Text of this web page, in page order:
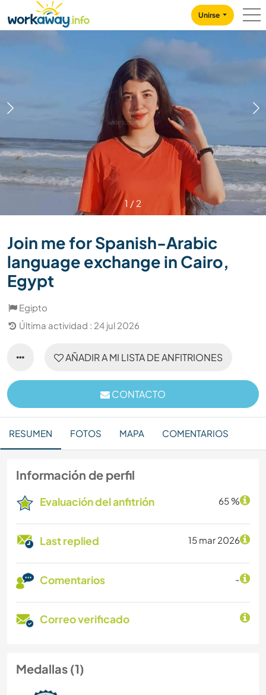
CONTENT
MAIN NAVIGATION
Unirse
1 / 2
Join me for Spanish-Arabic
language exchange in Cairo,
Egypt
Egipto
Última actividad : 24 jul 2026
AÑADIR A MI LISTA DE ANFITRIONES
CONTACTO
RESUMEN FOTOS MAPA COMENTARIOS
Información de perfil
Evaluación del anfitrión 65 %
Last replied 15 mar 2026
Comentarios -
Correo verificado
Medallas (1)